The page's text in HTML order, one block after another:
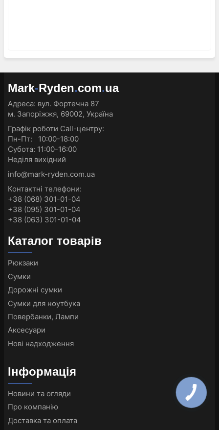
Mark-Ryden.com.ua
Адреса: вул. Фортечна 87
м. Запоріжжя, 69002, Україна
Графік роботи Call-центру:
Пн-Пт: 10:00-18:00
Субота: 11:00-16:00
Неділя вихідний
info@mark-ryden.com.ua
Контактні телефони:
+38 (068) 301-01-04
+38 (095) 301-01-04
+38 (063) 301-01-04
Каталог товарів
Рюкзаки
Сумки
Дорожні сумки
Сумки для ноутбука
Повербанки, Лампи
Аксесуари
Нові надходження
Інформація
Новини та огляди
Про компанію
Доставка та оплата